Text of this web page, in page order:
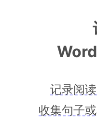
记录阅
收集句子